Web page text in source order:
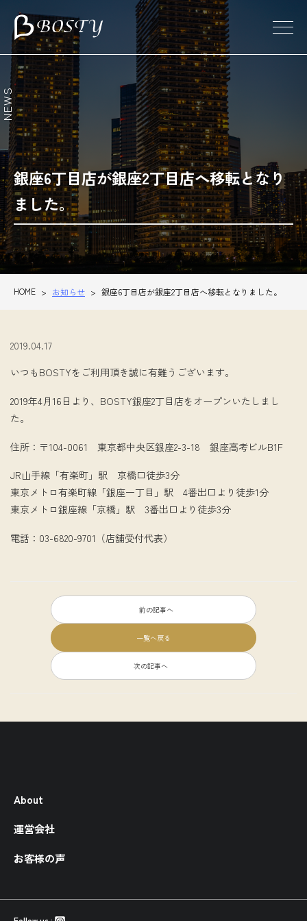
東京のパーソナルトレーニング・ダイ
銀座6丁目店が銀座2丁目店へ移転となり
ました。
HOME > お知らせ > 銀座6丁目店が銀座2丁目店へ移転となりました。
2019.04.17
いつもBOSTYをご利用頂き誠に有難うございます。
2019年4月16日より、BOSTY銀座2丁目店をオープンいたしまし
た。
住所：〒104-0061 東京都中央区銀座2-3-18 銀座高考ビルB1F
JR山手線「有楽町」駅 京橋口徒歩3分
東京メトロ有楽町線「銀座一丁目」駅 4番出口より徒歩1分
東京メトロ銀座線「京橋」駅 3番出口より徒歩3分
電話：03-6820-9701（店舗受付代表）
前の記事へ
一覧へ戻る
次の記事へ
About
運営会社
お客様の声